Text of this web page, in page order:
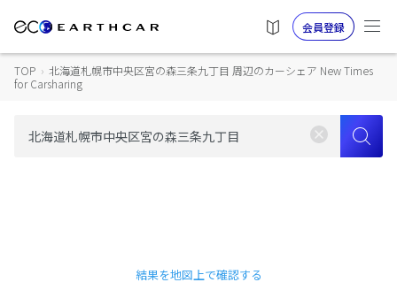
会員登録
TOP › 北海道札幌市中央区宮の森三条九丁目 周辺のカーシェア New Times
for Carsharing
結果を地図上で確認する